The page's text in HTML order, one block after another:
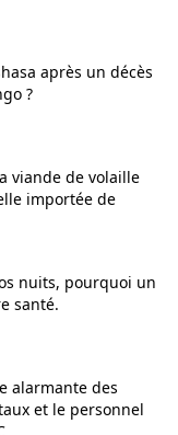
après un décès
?
viande de volaille
importée de
nuits, pourquoi un
santé.
alarmante des
et le personnel